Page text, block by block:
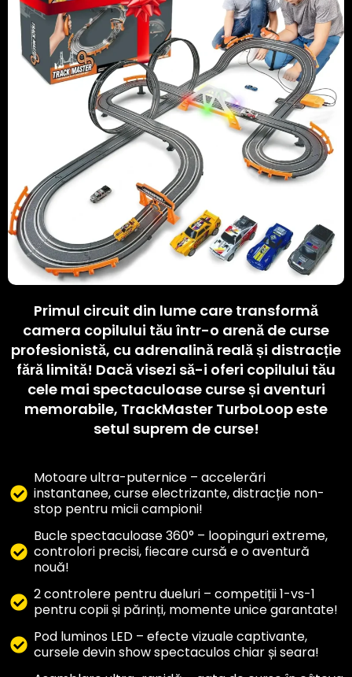
Primul circuit din lume care transformă
camera copilului tău într-o arenă de curse
profesionistă, cu adrenalină reală și distracție
fără limită! Dacă visezi să-i oferi copilului tău
cele mai spectaculoase curse și aventuri
memorabile, TrackMaster TurboLoop este
setul suprem de curse!
Motoare ultra-puternice – accelerări
instantanee, curse electrizante, distracție non-
stop pentru micii campioni!
Bucle spectaculoase 360° – loopinguri extreme,
controlori precisi, fiecare cursă e o aventură
nouă!
2 controlere pentru dueluri – competiții 1-vs-1
pentru copii și părinți, momente unice garantate!
Pod luminos LED – efecte vizuale captivante,
cursele devin show spectaculos chiar și seara!